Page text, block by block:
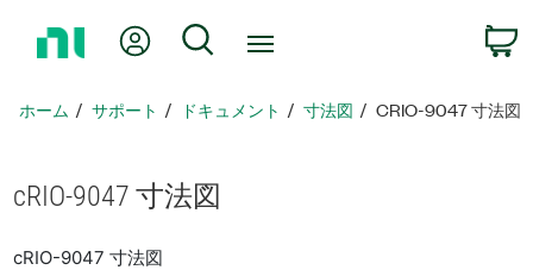
ペ
に
戻
Myアカウント
検索
ホーム サポート ドキュメント 寸法図 CRIO-9047 寸法図
cRIO-9047 寸法図
cRIO-9047 寸法図